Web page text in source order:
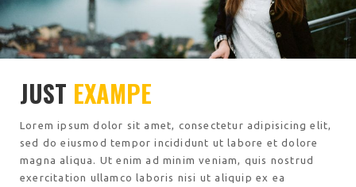
JUST EXAMPE
Lorem ipsum dolor sit amet, consectetur adipisicing elit,
sed do eiusmod tempor incididunt ut labore et dolore
magna aliqua. Ut enim ad minim veniam, quis nostrud
exercitation ullamco laboris nisi ut aliquip ex ea